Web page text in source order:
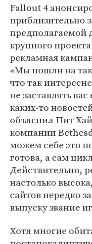
Fallout 4
приблизительно
предполагаемой
крупного
рекламная
«Мы пошли на
что так
не заставлять
каких-то
объяснил Пит
компании
можем себе это
готова, а сам
Действительно,
настолько
сайтов нередко
выпуску звание
Хотя многие